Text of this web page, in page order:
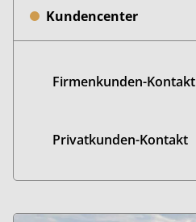
Kundencenter
Firmenkunden-Kontakt
Privatkunden-Kontakt